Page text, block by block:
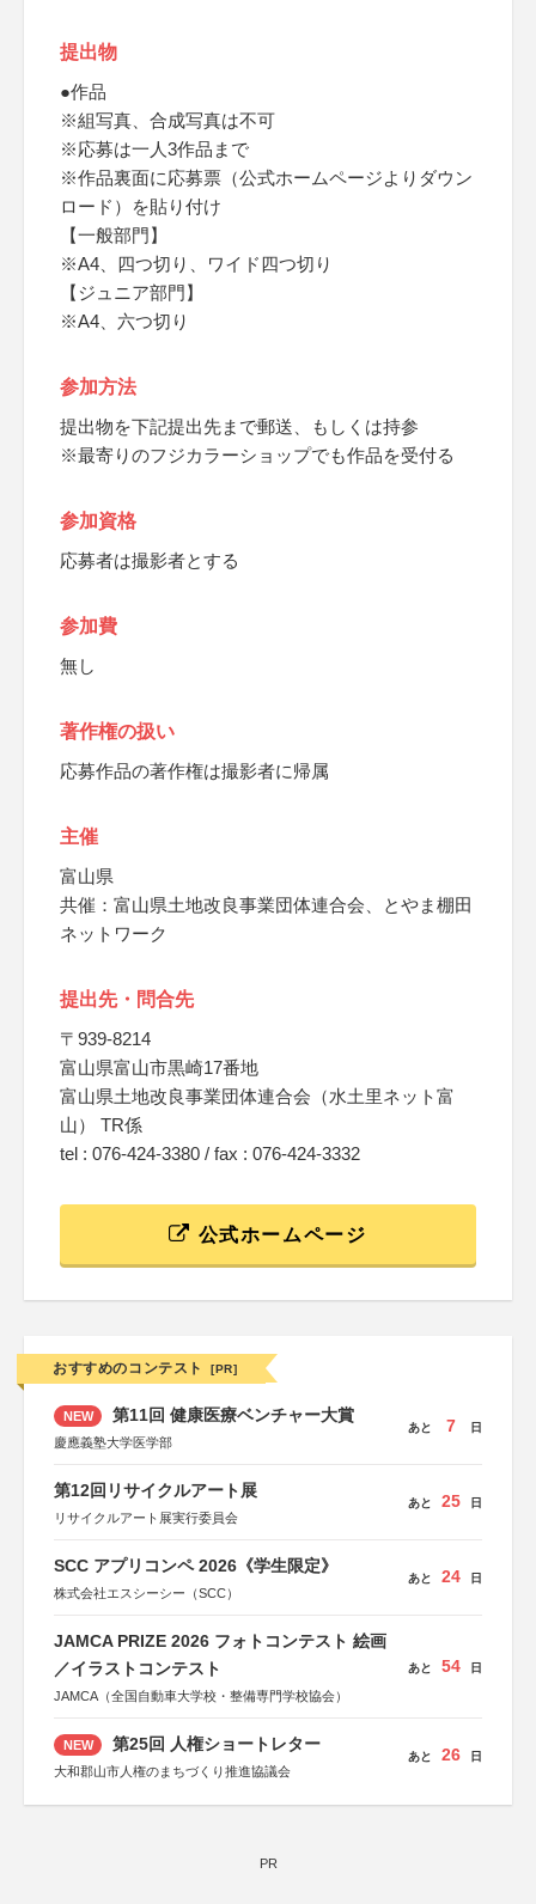
提出物
●作品
※組写真、合成写真は不可
※応募は一人3作品まで
※作品裏面に応募票（公式ホームページよりダウン
ロード）を貼り付け
【一般部門】
※A4、四つ切り、ワイド四つ切り
【ジュニア部門】
※A4、六つ切り
参加方法
提出物を下記提出先まで郵送、もしくは持参
※最寄りのフジカラーショップでも作品を受付る
参加資格
応募者は撮影者とする
参加費
無し
著作権の扱い
応募作品の著作権は撮影者に帰属
主催
富山県
共催：富山県土地改良事業団体連合会、とやま棚田
ネットワーク
提出先・問合先
〒939-8214
富山県富山市黒崎17番地
富山県土地改良事業団体連合会（水土里ネット富
山） TR係
tel : 076-424-3380 / fax : 076-424-3332
公式ホームページ
おすすめのコンテスト [PR]
NEW 第11回 健康医療ベンチャー大賞
慶應義塾大学医学部
あと 7 日
第12回リサイクルアート展
リサイクルアート展実行委員会
あと 25 日
SCC アプリコンペ 2026《学生限定》
株式会社エスシーシー（SCC）
あと 24 日
JAMCA PRIZE 2026 フォトコンテスト 絵画
／イラストコンテスト
JAMCA（全国自動車大学校・整備専門学校協会）
あと 54 日
NEW 第25回 人権ショートレター
大和郡山市人権のまちづくり推進協議会
あと 26 日
PR